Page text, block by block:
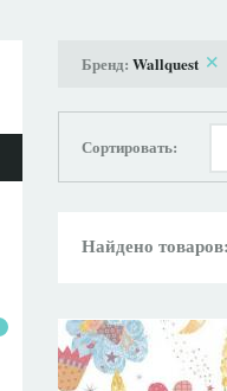
Бренд: Wallquest
Сортировать:
Найдено